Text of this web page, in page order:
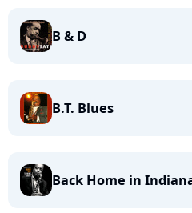
B & D
B.T. Blues
Back Home in